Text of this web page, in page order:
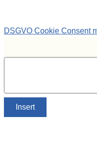
DSGVO Cookie Consent
Insert